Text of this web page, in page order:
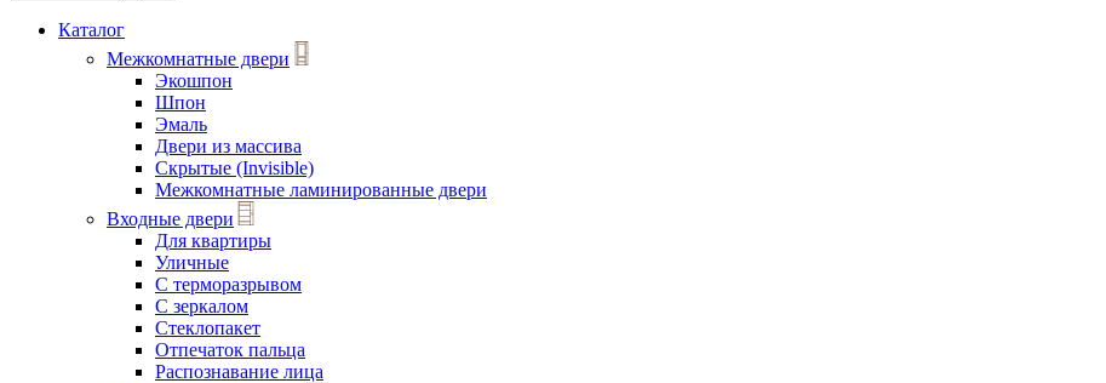
Каталог
Межкомнатные двери
Экошпон
Шпон
Эмаль
Двери из массива
Скрытые (Invisible)
Межкомнатные ламинированные двери
Входные двери
Для квартиры
Уличные
С терморазрывом
С зеркалом
Стеклопакет
Отпечаток пальца
Распознавание лица